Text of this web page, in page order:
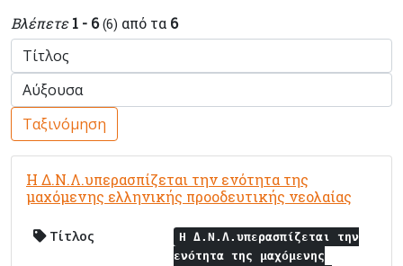
Βλέπετε 1 - 6 (6) από τα 6
Ταξινόμηση
Η Δ.Ν.Λ.υπερασπίζεται την ενότητα της
μαχόμενης ελληνικής προοδευτικής νεολαίας
Τίτλος
Η Δ.Ν.Λ.υπερασπίζεται την
ενότητα της μαχόμενης